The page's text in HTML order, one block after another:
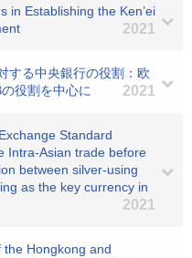
in Establishing the Ken’ei
2021
する中央銀行の役割：欧
役割を中心に
2021
Standard
Intra-Asian trade before
between silver-using
as the key currency in
2021
Hongkong and